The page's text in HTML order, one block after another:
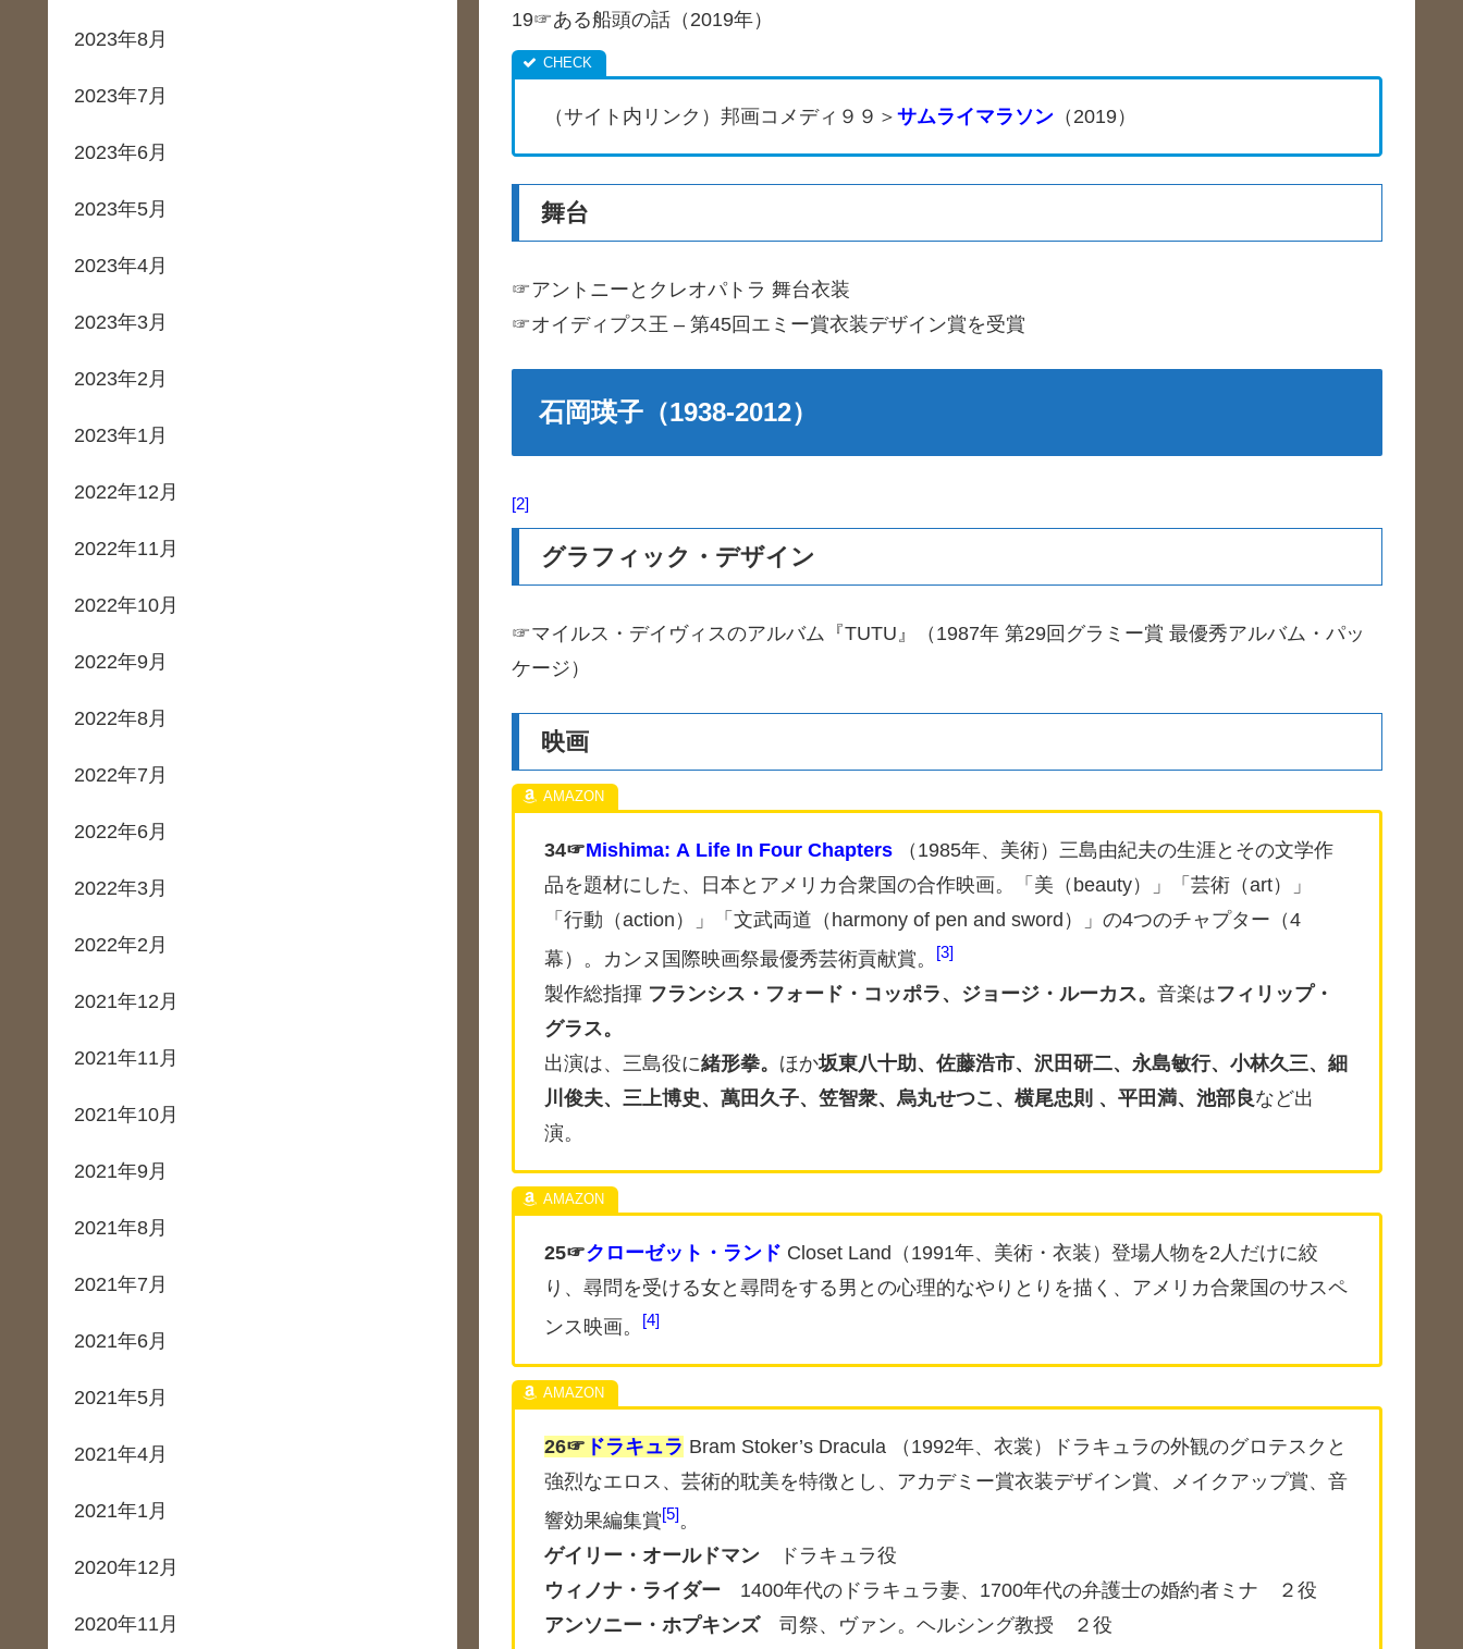
19☞ある船頭の話（2019年）
（サイト内リンク）邦画コメディ９９＞ サムライマラソン （2019）
舞台
☞アントニーとクレオパトラ 舞台衣装
☞オイディプス王 – 第45回エミー賞衣装デザイン賞を受賞
石岡瑛子（1938-2012）
2
グラフィック・デザイン
☞マイルス・デイヴィスのアルバム『TUTU』（1987年 第29回グラミー賞 最優秀アルバム・パッ
ケージ）
映画
34☞Mishima: A Life In Four Chapters （1985年、美術）三島由紀夫の生涯とその文学作
品を題材にした、日本とアメリカ合衆国の合作映画。「美（beauty）」「芸術（art）」
「行動（action）」「文武両道（harmony of pen and sword）」の4つのチャプター（4
幕）。カンヌ国際映画祭最優秀芸術貢献賞。
3
製作総指揮 フランシス・フォード・コッポラ、ジョージ・ルーカス。 音楽はフィリップ・
グラス。
出演は、三島役に緒形拳。 ほか坂東八十助、佐藤浩市、沢田研二、永島敏行、小林久三、 細
川俊夫、 三上博史、 萬田久子、 笠智衆、 烏丸せつこ、横尾忠則 、平田満、 池部良など出
演。
25☞クローゼット・ランド Closet Land（1991年、美術・衣装）登場人物を2人だけに絞
り、尋問を受ける女と尋問をする男との心理的なやりとりを描く、アメリカ合衆国のサスペ
ンス映画。
4
26☞ ドラキュラ Bram Stoker’s Dracula （1992年、衣裳）ドラキュラの外観のグロテスクと
強烈なエロス、芸術的耽美を特徴とし、アカデミー賞衣装デザイン賞、メイクアップ賞、音
響効果編集賞 5 。
ゲイリー・オールドマン
ドラキュラ役
ウィノナ・ライダー 1400年代のドラキュラ妻、1700年代の弁護士の婚約者ミナ ２役
アンソニー・ホプキンズ 司祭、ヴァン。ヘルシング教授 ２役
2023年8月
2023年7月
2023年6月
2023年5月
2023年4月
2023年3月
2023年2月
2023年1月
2022年12月
2022年11月
2022年10月
2022年9月
2022年8月
2022年7月
2022年6月
2022年3月
2022年2月
2021年12月
2021年11月
2021年10月
2021年9月
2021年8月
2021年7月
2021年6月
2021年5月
2021年4月
2021年1月
2020年12月
2020年11月